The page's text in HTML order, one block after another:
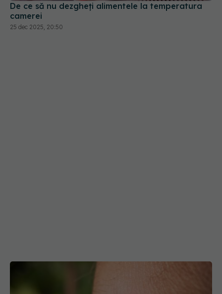
De ce să nu dezgheți alimentele la temperatura
camerei
25 dec 2025, 20:50